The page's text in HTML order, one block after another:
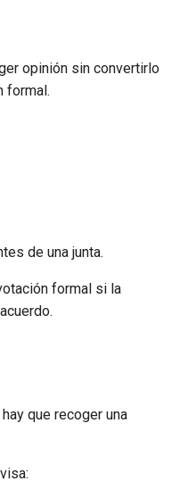
opinión sin convertirlo
formal.
de una junta.
formal si la
que recoger una